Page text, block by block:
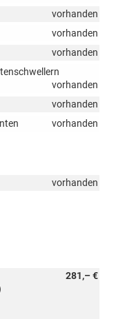
vorhanden
vorhanden
vorhanden
vorhanden
vorhanden
vorhanden
vorhanden
281,– €